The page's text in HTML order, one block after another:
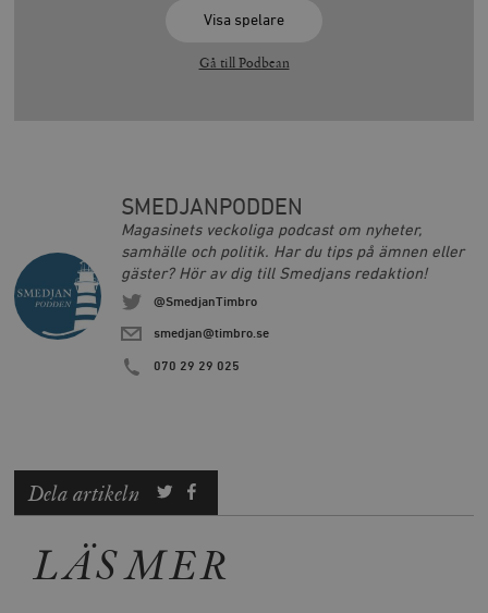
Visa spelare
Gå till Podbean
SMEDJANPODDEN
Magasinets veckoliga podcast om nyheter,
samhälle och politik. Har du tips på ämnen eller
gäster? Hör av dig till Smedjans redaktion!
@SmedjanTimbro
smedjan@timbro.se
070 29 29 025
Dela artikeln
LÄS MER